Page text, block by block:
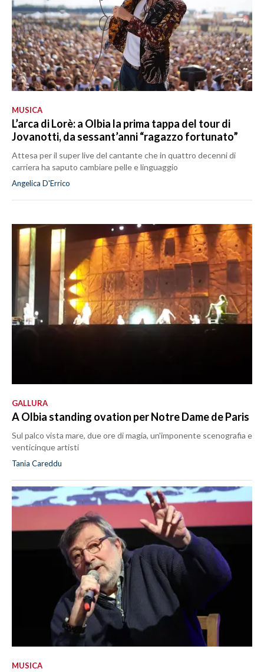
MUSICA
L’arca di Lorè: a Olbia la prima tappa del tour di
Jovanotti, da sessant’anni “ragazzo fortunato”
Attesa per il super live del cantante che in quattro decenni di
carriera ha saputo cambiare pelle e linguaggio
Angelica D'Errico
GALLURA
A Olbia standing ovation per Notre Dame de Paris
Sul palco vista mare, due ore di magia, un'imponente scenografia e
venticinque artisti
Tania Careddu
MUSICA